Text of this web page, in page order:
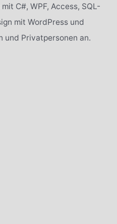
C#, WPF, Access, SQL-
mit WordPress und
und Privatpersonen an.